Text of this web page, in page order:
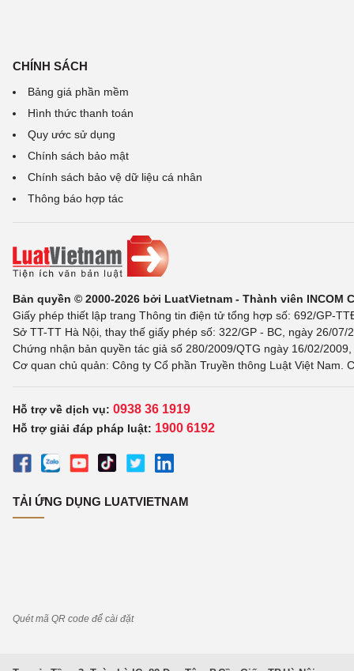
CHÍNH SÁCH
Bảng giá phần mềm
Hình thức thanh toán
Quy ước sử dụng
Chính sách bảo mật
Chính sách bảo vệ dữ liệu cá nhân
Thông báo hợp tác
Bản quyền © 2000-2026 bởi LuatVietnam - Thành viên INCOM
Giấy phép thiết lập trang Thông tin điện tử tổng hợp số: 692/GP-
Sở TT-TT Hà Nội, thay thế giấy phép số: 322/GP - BC, ngày 26/
Chứng nhận bản quyền tác giả số 280/2009/QTG ngày 16/02/
Cơ quan chủ quản: Công ty Cổ phần Truyền thông Luật Việt Nam.
Hỗ trợ về dịch vụ: 0938 36 1919
Hỗ trợ giải đáp pháp luật: 1900 6192
TẢI ỨNG DỤNG LUATVIETNAM
Quét mã QR code để cài đặt